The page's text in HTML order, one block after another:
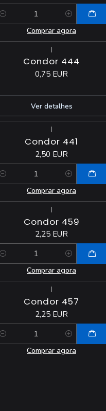
Quantidade
Comprar agora
|
Condor 444
0,75 EUR
Ver detalhes
|
Condor 441
2,50 EUR
Quantidade
Comprar agora
|
Condor 459
2,25 EUR
Quantidade
Comprar agora
|
Condor 457
2,25 EUR
Quantidade
Comprar agora